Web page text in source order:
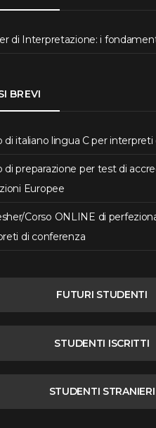
di Interpretazione: i
BREVI
di italiano lingua C per
di preparazione per test di
Europee
Corso ONLINE di
di conferenza
FUTURI STUDENTI
STUDENTI ISCRITTI
STUDENTI STRANIERI